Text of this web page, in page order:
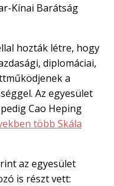
Kínai Barátság
hozták létre, hogy
diplomáciai,
a
Az egyesület
Cao Heping
több Skála
az egyesület
is részt vett: